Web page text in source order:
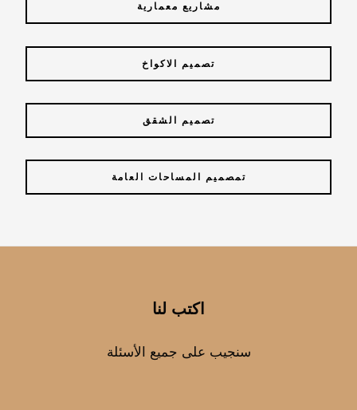
مشاريع معمارية
تصميم الاكواخ
تصميم الشقق
تمصميم المساحات العامة
اكتب لنا
سنجيب على جميع الأسئلة